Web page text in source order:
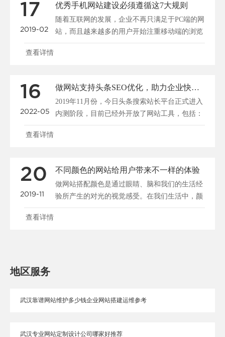
17
2019-02
优秀手机网站建设必须遵循这7大规则
随着互联网的发展，企业不再只满足于PC端的网
站，而且越来越多的用户开始注重移动端的浏览
和搜索，所以说......
查看详情
16
2022-05
做网站支持头条SEO优化，助力企业快速布局移动端全网搜索
2019年11月份，今日头条搜索站长平台正式进入
内测阶段，目前已经外开放了网站工具，包括：
站点管理、......
查看详情
20
2019-11
不同颜色的网站给用户带来不一样的体验
做网站搭配颜色是通过眼睛、脑和我们的生活经
验所产生的对光的视觉感受。在我们生活中，颜
色和人的情绪是密......
查看详情
地区服务
武汉靠谱网站维护多少钱企业网站搭建运维参考
武汉专业网站定制设计公司哪家好推荐